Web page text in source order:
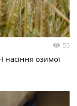
55
озимої